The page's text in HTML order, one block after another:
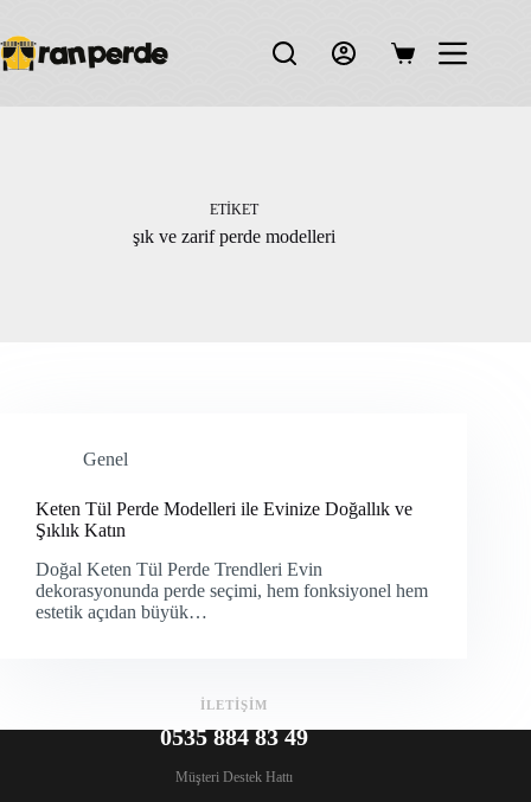
content
Shopping
ETIKET
şık ve zarif perde modelleri
Genel
Keten Tül Perde Modelleri ile Evinize Doğallık ve
Şıklık Katın
Doğal Keten Tül Perde Trendleri Evin
dekorasyonunda perde seçimi, hem fonksiyonel hem
estetik açıdan büyük…
İLETİŞİM
0535 884 83 49
Müşteri Destek Hattı